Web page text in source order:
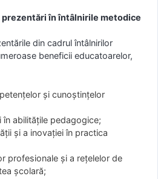
în întâlnirile metodice
din cadrul întâlnirilor
beneficii educatoarelor,
și cunoștințelor
în abilitățile pedagogice;
și a inovației în practica
profesionale și a rețelelor de
școlară;